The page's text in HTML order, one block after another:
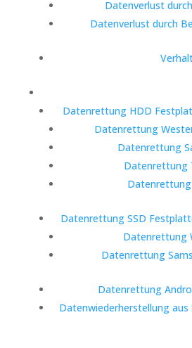
Datenverlust
Datenverlust durch
Datenrettung HDD
Datenrettung
Datenrettung
Datenrettung
Datenrettung SSD
Datenrettung
Datenrettung
Datenrettung
Datenwiederherstellung